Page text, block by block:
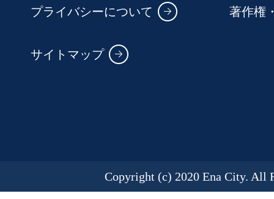
プライバシーについて 著作権
サイトマップ
Copyright (c) 2020 Ena City. All